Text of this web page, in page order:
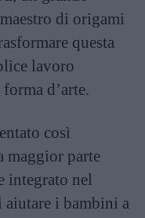
di origami
questa
lavoro
d’arte.
così
maggior parte
integrato nel
i bambini a